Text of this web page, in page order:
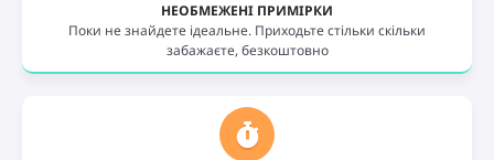
НЕОБМЕЖЕНІ ПРИМІРКИ
Поки не знайдете ідеальне. Приходьте стільки скільки
забажаєте, безкоштовно